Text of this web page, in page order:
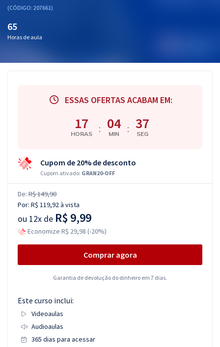
(CÓDIGO: 207661)
65
Horas de aula
ESSAS OFERTAS ACABAM EM:
17
HORAS : 04
MIN : 37
SEG
Cupom de 20% de desconto
Cupom ativado: GRAN20-OFF
De: R$ 149,90
Por: R$ 119,92à vista
ou 12x de R$ 9,99
Economize R$ 29,98 (-20%)
Comprar agora
Garantia de devolução do dinheiro em 7 dias.
Este curso inclui:
Videoaulas
Audioaulas
365 dias para acessar